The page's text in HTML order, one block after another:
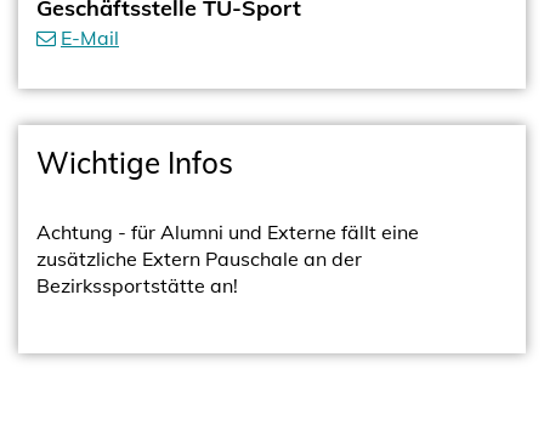
Geschäftsstelle TU-Sport
E-Mail
Wichtige Infos
Achtung - für Alumni und Externe fällt eine
zusätzliche Extern Pauschale an der
Bezirkssportstätte an!